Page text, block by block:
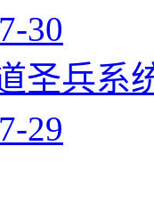
30
圣兵系
29